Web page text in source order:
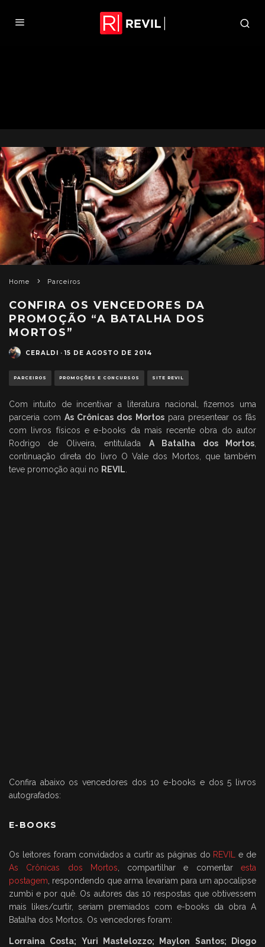
Home Parceiros
CONFIRA OS VENCEDORES DA
PROMOÇÃO “A BATALHA DOS
MORTOS”
CERALDI · 15 DE AGOSTO DE 2014
PARCEIROS PROMOÇÕES E CONCURSOS SITE REVIL
Com intuito de incentivar a literatura nacional, fizemos uma
parceria comAs Crônicas dos Mortospara presentear os fãs
com livros físicos e e-books da mais recente obra do autor
Rodrigo de Oliveira, entitulada A Batalha dos Mortos,
continuação direta do livro O Vale dos Mortos, que também
teve promoção aqui no REVIL.
Confira abaixo os vencedores dos 10 e-books e dos 5 livros
autografados:
E-BOOKS
Os leitores foram convidados a curtir as páginas do REVIL e de
As Crônicas dos Mortos, compartilhar e comentaresta
postagem, respondendo que arma levariam para um apocalipse
zumbi e por quê. Os autores das 10 respostas que obtivessem
mais likes/curtir, seriam premiados com e-books da obra A
Batalha dos Mortos. Os vencedores foram:
Lorraina Costa; Yuri Mastelozzo; Maylon Santos; Diogo